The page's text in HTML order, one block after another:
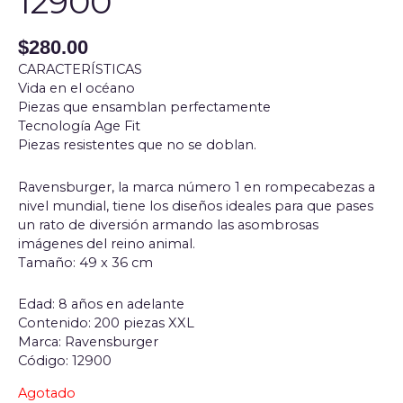
$280.00
CARACTERÍSTICAS
Vida en el océano
Piezas que ensamblan perfectamente
Tecnología Age Fit
Piezas resistentes que no se doblan.
Ravensburger, la marca número 1 en rompecabezas a
nivel mundial, tiene los diseños ideales para que pases
un rato de diversión armando las asombrosas
imágenes del reino animal.
Tamaño: 49 x 36 cm
Edad: 8 años en adelante
Contenido: 200 piezas XXL
Marca: Ravensburger
Código: 12900
Agotado